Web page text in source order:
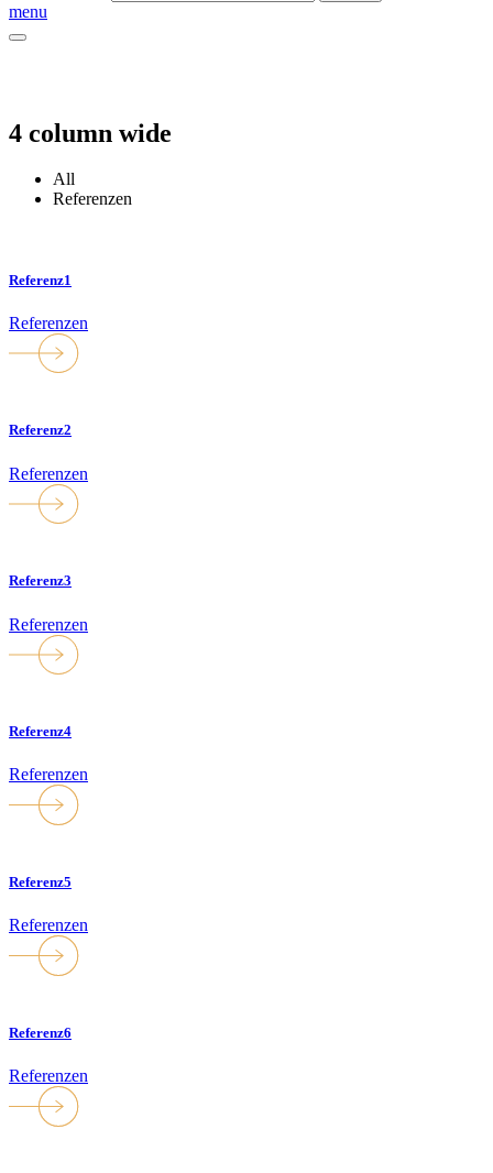
menu
4 column wide
All
Referenzen
Referenz1
Referenzen
Referenz2
Referenzen
Referenz3
Referenzen
Referenz4
Referenzen
Referenz5
Referenzen
Referenz6
Referenzen